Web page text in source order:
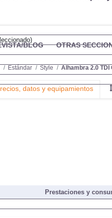
BLOG OTRAS
Estándar Style Alhambra 2.0 TDI
datos y equipamientos
Prestaciones y